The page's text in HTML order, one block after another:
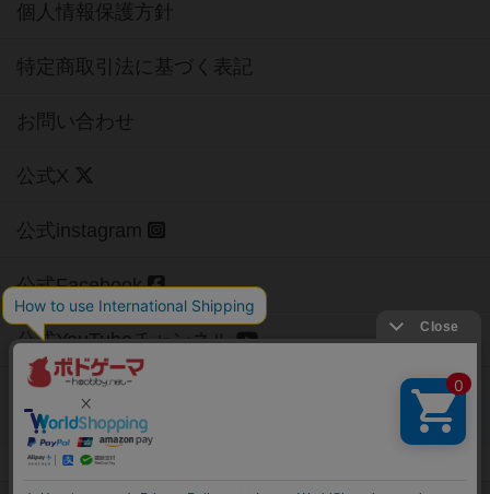
個人情報保護方針
特定商取引法に基づく表記
お問い合わせ
公式X
公式instagram
公式Facebook
公式YouTubeチャンネル